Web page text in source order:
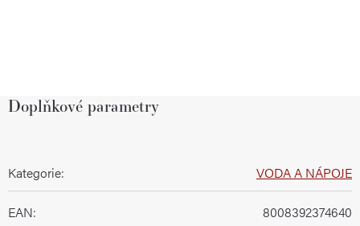
Doplňkové parametry
Kategorie: VODA A NÁPOJE
EAN: 8008392374640